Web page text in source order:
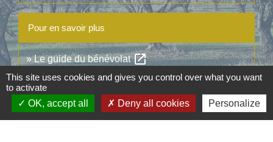
Pour en savoir plus
Le guide du bénévolatopen_in_new
Signaler une erreur sur cette page
This site uses cookies and gives you control over what you want
to activate
OK, accept all
Deny all cookies Personalize